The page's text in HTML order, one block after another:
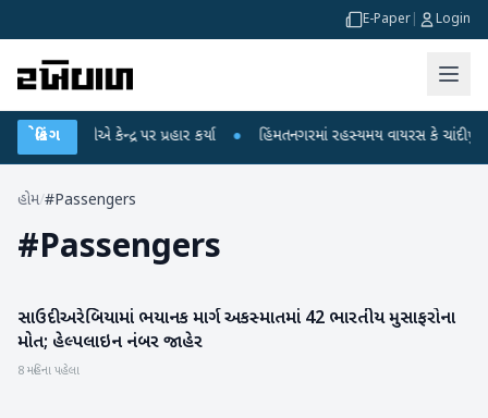
E-Paper Login
બ્રેકિંગ
ગાંધીએ કેન્દ્ર પર પ્રહાર કર્યા ● હિંમતનગરમાં રહસ્યમય વાયરસ કે ચાંદીપુરા? 6
હોમ/#Passengers
#Passengers
આંતરરાષ્ટ્રીય
સાઉદી અરેબિયામાં ભયાનક માર્ગ અકસ્માતમાં 42 ભારતીય મુસાફરોના
મોત; હેલ્પલાઇન નંબર જાહેર
8 મહિના પહેલા